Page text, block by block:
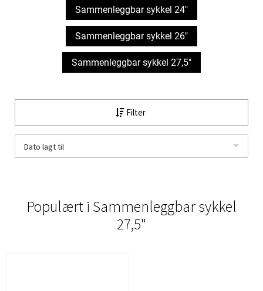
Sammenleggbar sykkel 24"
Sammenleggbar sykkel 26"
Sammenleggbar sykkel 27,5"
Filter
Dato lagt til
Populært i Sammenleggbar sykkel
27,5"